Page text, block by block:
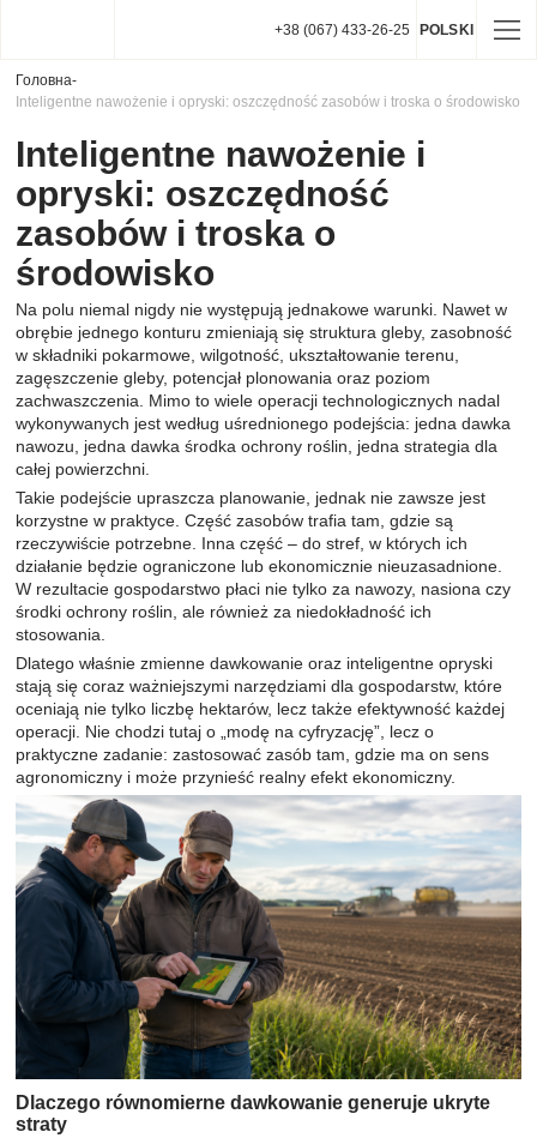
+38 (067) 433-26-25 POLSKI
Головна-
Inteligentne nawożenie i opryski: oszczędność zasobów i troska o środowisko
Inteligentne nawożenie i
opryski: oszczędność
zasobów i troska o
środowisko
Na polu niemal nigdy nie występują jednakowe warunki. Nawet w
obrębie jednego konturu zmieniają się struktura gleby, zasobność
w składniki pokarmowe, wilgotność, ukształtowanie terenu,
zagęszczenie gleby, potencjał plonowania oraz poziom
zachwaszczenia. Mimo to wiele operacji technologicznych nadal
wykonywanych jest według uśrednionego podejścia: jedna dawka
nawozu, jedna dawka środka ochrony roślin, jedna strategia dla
całej powierzchni.
Takie podejście upraszcza planowanie, jednak nie zawsze jest
korzystne w praktyce. Część zasobów trafia tam, gdzie są
rzeczywiście potrzebne. Inna część – do stref, w których ich
działanie będzie ograniczone lub ekonomicznie nieuzasadnione.
W rezultacie gospodarstwo płaci nie tylko za nawozy, nasiona czy
środki ochrony roślin, ale również za niedokładność ich
stosowania.
Dlatego właśnie zmienne dawkowanie oraz inteligentne opryski
stają się coraz ważniejszymi narzędziami dla gospodarstw, które
oceniają nie tylko liczbę hektarów, lecz także efektywność każdej
operacji. Nie chodzi tutaj o „modę na cyfryzację”, lecz o
praktyczne zadanie: zastosować zasób tam, gdzie ma on sens
agronomiczny i może przynieść realny efekt ekonomiczny.
Dlaczego równomierne dawkowanie generuje ukryte
straty